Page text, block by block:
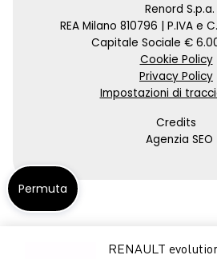
RENAULT
Renord S.p.a.
REA Milano 810796 | P.IVA e
Capitale Sociale €
Cookie Policy
Privacy Policy
Impostazioni di
Credits
Agenzia SEO
Permuta